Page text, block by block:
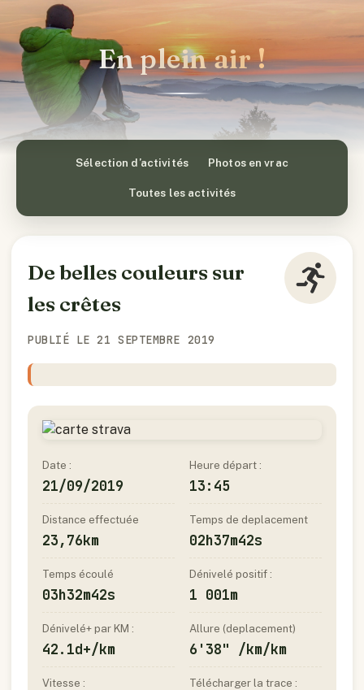
En plein air !
Sélection d’activités Photos en vrac
Toutes les activités
De belles couleurs sur
les crêtes
PUBLIÉ LE 21 SEPTEMBRE 2019
Date :
21/09/2019
Heure départ :
13:45
Distance effectuée
23,76km
Temps de deplacement
02h37m42s
Temps écoulé
03h32m42s
Dénivelé positif :
1 001m
Dénivelé+ par KM :
42.1d+/km
Allure (deplacement)
6'38" /km/km
Vitesse : Télécharger la trace :